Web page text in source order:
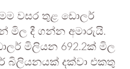
වසර තුළ ඩොලර්
මිල දී ගන්න අමාරුයි.
මිලියන 692.2ක් මිල
බිලියනයක් දක්වා එකතු